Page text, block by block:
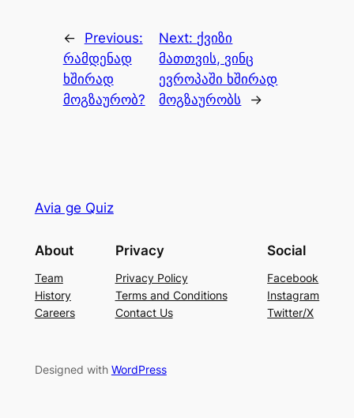
←
Previous:
რამდენად
ხშირად
მოგზაურობ?
Next: ქვიზი
მათთვის, ვინც
ევროპაში ხშირად
მოგზაურობს
→
Avia ge Quiz
About
Team
History
Careers
Privacy
Privacy Policy
Terms and Conditions
Contact Us
Social
Facebook
Instagram
Twitter/X
Designed with WordPress